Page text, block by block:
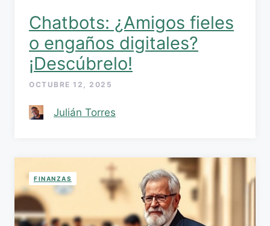
Chatbots: ¿Amigos fieles
o engaños digitales?
¡Descúbrelo!
OCTUBRE 12, 2025
Julián Torres
FINANZAS